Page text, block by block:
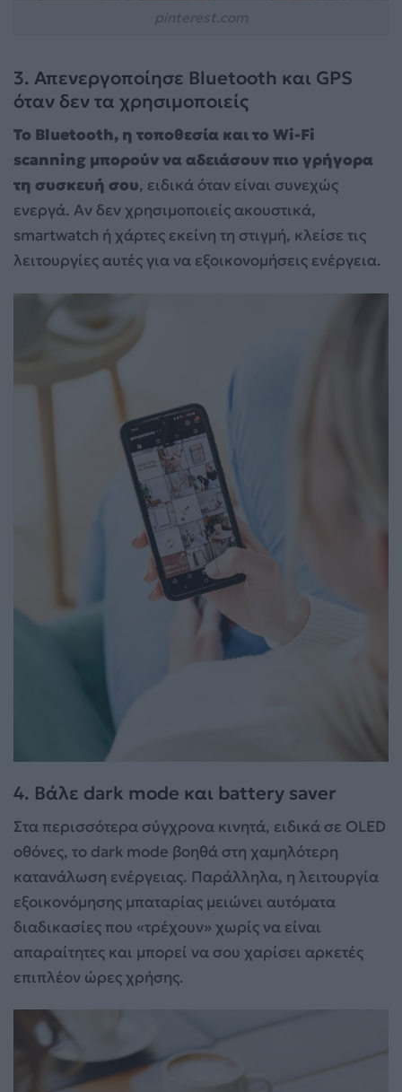
3. Απενεργοποίησε Bluetooth και GPS
όταν δεν τα χρησιμοποιείς
Το Bluetooth, η τοποθεσία και το Wi-Fi
scanning μπορούν να αδειάσουν πιο γρήγορα
τη συσκευή σου, ειδικά όταν είναι συνεχώς
ενεργά. Αν δεν χρησιμοποιείς ακουστικά,
smartwatch ή χάρτες εκείνη τη στιγμή, κλείσε τις
λειτουργίες αυτές για να εξοικονομήσεις ενέργεια.
4. Βάλε dark mode και battery saver
Στα περισσότερα σύγχρονα κινητά, ειδικά σε OLED
οθόνες, το dark mode βοηθά στη χαμηλότερη
κατανάλωση ενέργειας. Παράλληλα, η λειτουργία
εξοικονόμησης μπαταρίας μειώνει αυτόματα
διαδικασίες που «τρέχουν» χωρίς να είναι
απαραίτητες και μπορεί να σου χαρίσει αρκετές
επιπλέον ώρες χρήσης.